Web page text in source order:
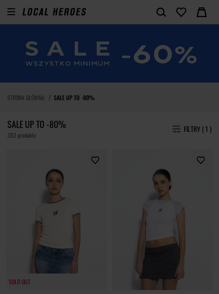
STRONA GŁÓWNA SALE UP TO -80%
SALE UP TO -80%
393 produkty
FILTRY ( 1 )
SOLD OUT